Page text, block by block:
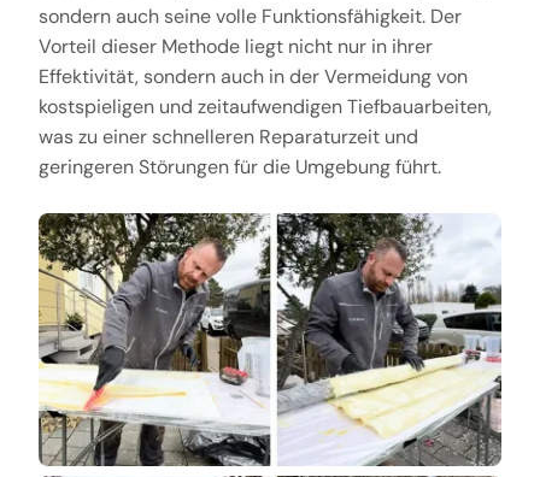
sondern auch seine volle Funktionsfähigkeit. Der
Vorteil dieser Methode liegt nicht nur in ihrer
Effektivität, sondern auch in der Vermeidung von
kostspieligen und zeitaufwendigen Tiefbauarbeiten,
was zu einer schnelleren Reparaturzeit und
geringeren Störungen für die Umgebung führt.